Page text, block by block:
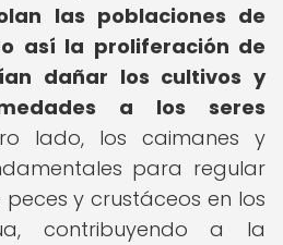
las poblaciones de
así la proliferación de
dañar los cultivos y
a los seres
lado, los caimanes y
para regular
y crustáceos en los
contribuyendo a la